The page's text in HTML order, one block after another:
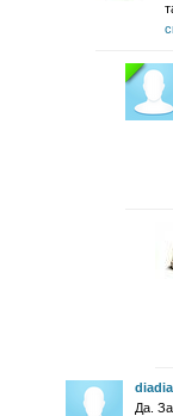
Да.